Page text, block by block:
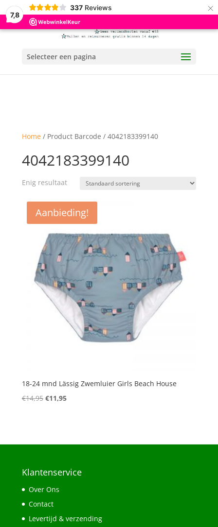
7,8
337 Reviews ×
Selecteer een pagina
Home/ Product Barcode / 4042183399140
4042183399140
Enig resultaat
Aanbieding!
18-24 mnd Lässig Zwemluier Girls Beach House
€14,95 Oorspronkelijke
€11,95Huidige
Klantenservice
Over Ons
Contact
Levertijd & verzending